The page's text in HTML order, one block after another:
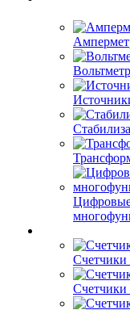
Счетчики
Счетчики